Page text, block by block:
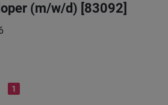
(m/w/d) [83092]
1